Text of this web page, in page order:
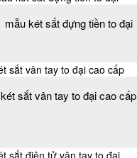
mẫu két sắt đựng tiền to đại
két sắt vân tay to đại cao cấp